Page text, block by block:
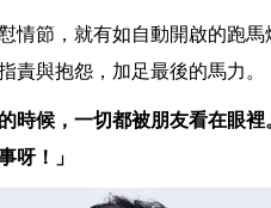
情節，就有如自動開啟的跑
責與抱怨，加足最後的馬力。
時候，一切都被朋友看在眼
呀！」